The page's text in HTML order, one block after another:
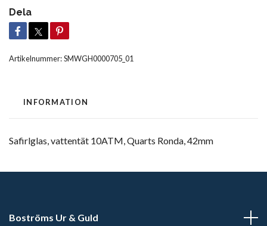
Dela
Artikelnummer:SMWGH0000705_01
INFORMATION
Safirlglas, vattentät 10ATM, Quarts Ronda, 42mm
Boströms Ur & Guld